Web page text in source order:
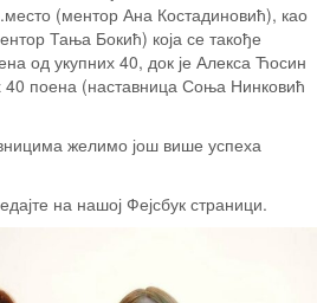
(ментор Ана Костадиновић), као
Тања Бокић) која се такође
од укупних 40, док је Алекса Ћосин
40 поена (наставница Соња Нинковић
желимо још више успеха
на нашој Фејсбук страници.